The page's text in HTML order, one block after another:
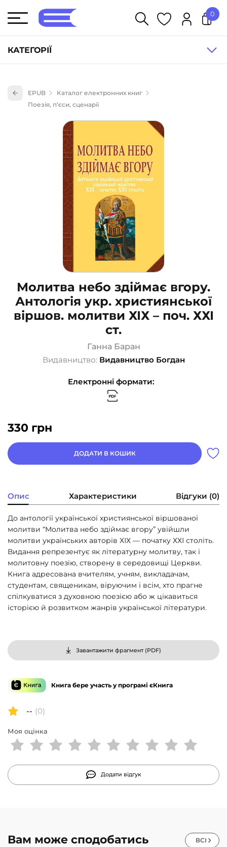
КАТЕГОРІЇ
Книги для дітей (836)
Науково-популярна література (1015)
Навчальна література та посібники (527)
Енциклопедії, довідники, словники (55)
Подарункові сертифікати (1)
0
EPUB
Каталог електронних книг
Поезія, п‘єси, сценарії
Молитва небо здіймає вгору.
Антологія укр. християнської
віршов. молитви ХІХ – поч. ХХІ
ст.
Ганна Баран
Видавництво: Видавництво Богдан
Електронні формати:
330 грн
ДОДАТИ В КОШИК
Опис Характеристики Відгуки (0)
До антології української християнської віршованої
молитви “Молитва небо здіймає вгору” увійшли
молитви українських авторів ХІХ — початку ХХІ століть.
Видання репрезентує як літературну молитву, так і
молитовну поезію, створену в середовищі Церкви.
Книга адресована вчителям, учням, викладачам,
студентам, священикам, віруючим і всім, хто прагне
спілкуватися з духовною поезією або ж цікавиться
історією й розвитком жанрів української літератури.
Завантажити фрагмент (PDF)
Книга бере участь у програмі єКнига
-- (0)
Моя оцінка
Додати відгук
Вам може сподобатись ВСІ